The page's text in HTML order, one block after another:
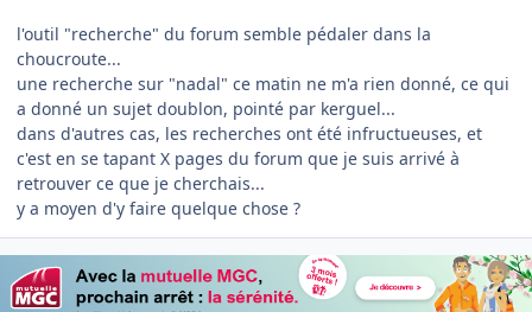
l'outil "recherche" du forum semble pédaler dans la
choucroute...
une recherche sur "nadal" ce matin ne m'a rien donné, ce qui
a donné un sujet doublon, pointé par kerguel...
dans d'autres cas, les recherches ont été infructueuses, et
c'est en se tapant X pages du forum que je suis arrivé à
retrouver ce que je cherchais...
y a moyen d'y faire quelque chose ?